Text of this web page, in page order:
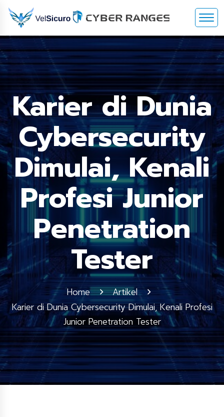
Karier di Dunia
Cybersecurity
Dimulai, Kenali
Profesi Junior
Penetration
Tester
Home
Artikel
Karier di Dunia Cybersecurity Dimulai, Kenali Profesi
Junior Penetration Tester